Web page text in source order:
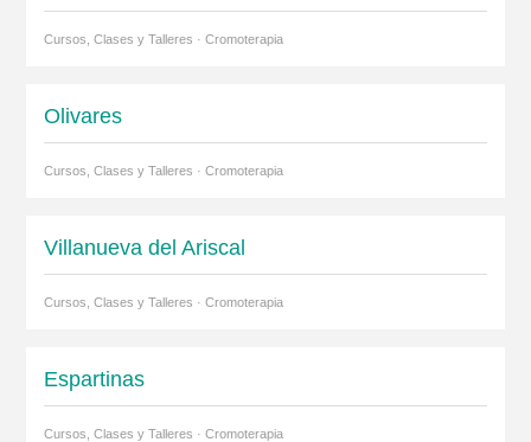
Cursos, Clases y Talleres · Cromoterapia
Olivares
Cursos, Clases y Talleres · Cromoterapia
Villanueva del Ariscal
Cursos, Clases y Talleres · Cromoterapia
Espartinas
Cursos, Clases y Talleres · Cromoterapia